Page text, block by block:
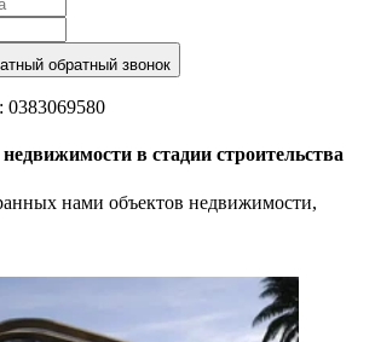
обратный звонок
0383069580
в стадии строительства
нами объектов недвижимости,